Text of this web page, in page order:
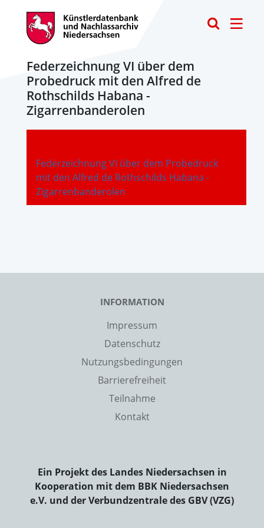
Federzeichnung VI über dem
Probedruck mit den Alfred de
Rothschilds Habana -
Zigarrenbanderolen
Federzeichnung VI über dem Probedruck
mit den Alfred de Rothschilds Habana -
Zigarrenbanderolen
-
INFORMATION
Impressum
Datenschutz
Nutzungsbedingungen
Barrierefreiheit
Teilnahme
Kontakt
Ein Projekt des Landes Niedersachsen in
Kooperation mit dem BBK Niedersachsen
e.V. und der Verbundzentrale des GBV (VZG)